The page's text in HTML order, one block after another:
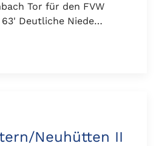
Tor für den FVW
Deutliche Niede…
Neuhütten II